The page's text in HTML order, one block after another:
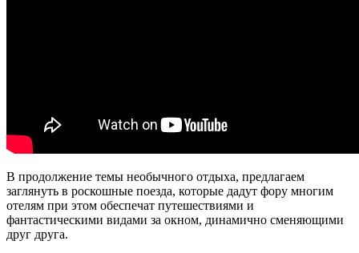
В продолжение темы необычного отдыха, предлагаем
заглянуть в роскошные поезда, которые дадут фору многим
отелям при этом обеспечат путешествиями и
фантастическими видами за окном, динамично сменяющими
друг друга.